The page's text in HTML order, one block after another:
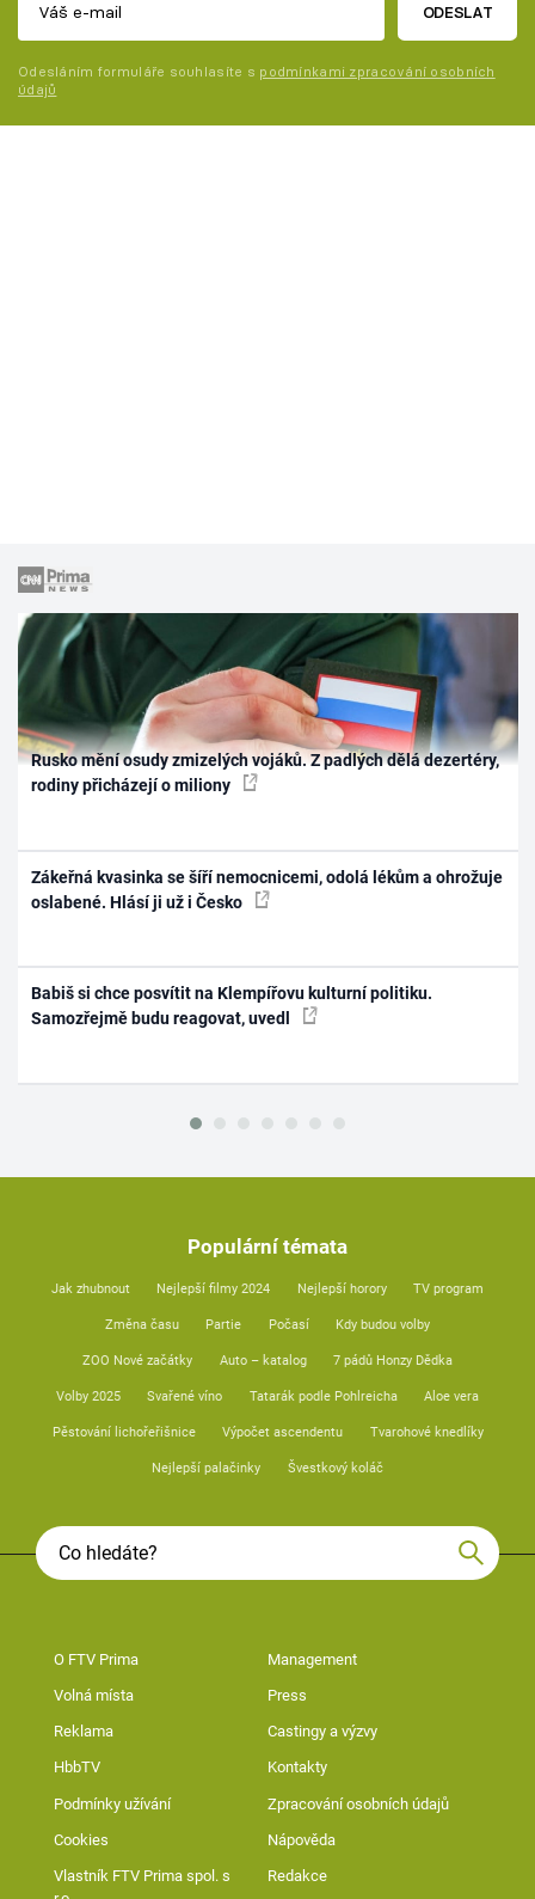
ODESLAT
Odesláním formuláře souhlasíte s podmínkami zpracování osobních
údajů
Rusko mění osudy zmizelých vojáků. Z padlých dělá dezertéry,
rodiny přicházejí o miliony
Zákeřná kvasinka se šíří nemocnicemi, odolá lékům a ohrožuje
oslabené. Hlásí ji už i Česko
Babiš si chce posvítit na Klempířovu kulturní politiku.
Samozřejmě budu reagovat, uvedl
Populární témata
Jak zhubnout Nejlepší filmy 2024 Nejlepší horory TV program
Změna času Partie Počasí Kdy budou volby
ZOO Nové začátky Auto – katalog 7 pádů Honzy Dědka
Volby 2025 Svařené víno Tatarák podle Pohlreicha Aloe vera
Pěstování lichořeřišnice Výpočet ascendentu Tvarohové knedlíky
Nejlepší palačinky Švestkový koláč
O FTV Prima Management
Volná místa Press
Reklama Castingy a výzvy
HbbTV Kontakty
Podmínky užívání Zpracování osobních údajů
Cookies Nápověda
Vlastník FTV Prima spol. s
Redakce